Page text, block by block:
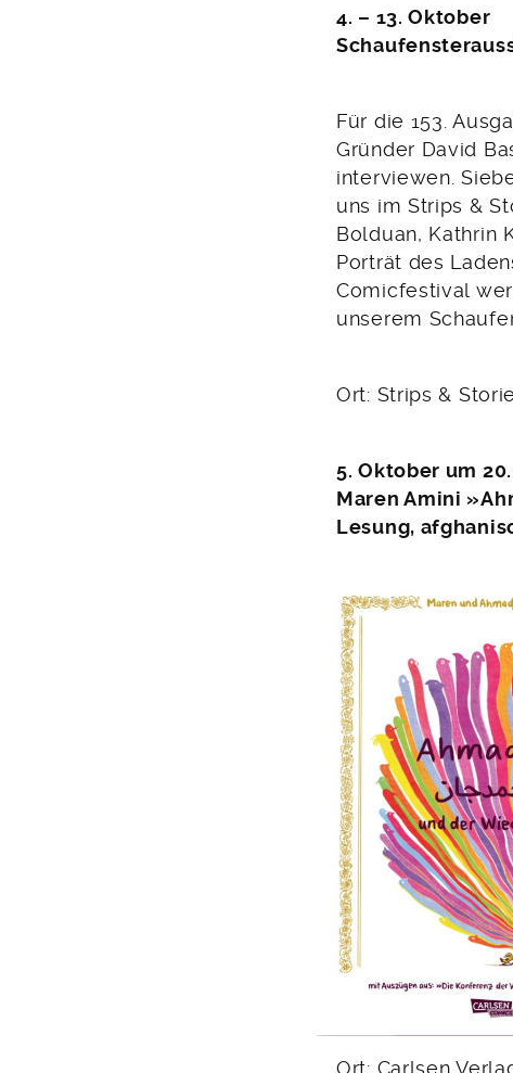
4. – 13. Oktober
Für die 153.
Gründer David
interviewen.
uns im Strips &
Bolduan, Kathrin
Porträt des
Comicfestival
unserem
Ort: Strips &
5. Oktober um
Maren Amini
Lesung,